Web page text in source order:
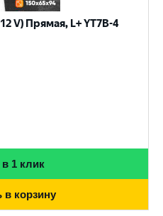
V) Прямая, L+ YT7B-4
1 клик
в корзину